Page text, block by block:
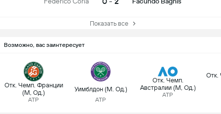
Показать все
Возможно, вас заинтересует
Отк. Чемп. Франции
(М, Од.)
ATP
Уимблдон (М. Од.)
ATP
Отк. Чемп.
Австралии (М, Од.)
ATP